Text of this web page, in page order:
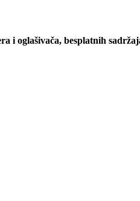
i oglašivača, besplatnih